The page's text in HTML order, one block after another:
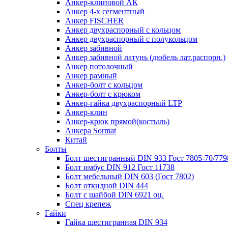
Анкер-клиновой АК
Анкер 4-х сегментный
Анкер FISCHER
Анкер двухраспорный с кольцом
Анкер двухраспорный с полукольцом
Анкер забивной
Анкер забивной латунь (дюбель лат.распорн.)
Анкер потолочный
Анкер рамный
Анкер-болт с кольцом
Анкер-болт с крюком
Анкер-гайка двухраспорный LTP
Анкер-клин
Анкер-крюк прямой(костыль)
Анкера Sormat
Китай
Болты
Болт шестигранный DIN 933 Гост 7805-70/
Болт имбус DIN 912 Гост 11738
Болт мебельный DIN 603 (Гост 7802)
Болт откидной DIN 444
Болт с шайбой DIN 6921 оц.
Спец крепеж
Гайки
Гайка шестигранная DIN 934